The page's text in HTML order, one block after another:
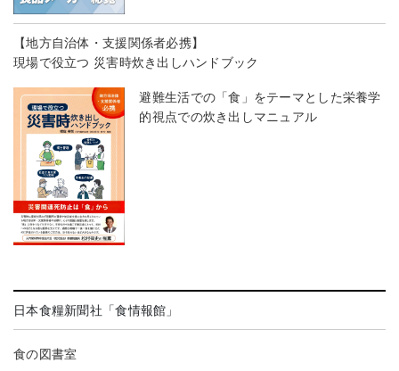
【地方自治体・支援関係者必携】
現場で役立つ 災害時炊き出しハンドブック
避難生活での「食」をテーマとした栄養学
的視点での炊き出しマニュアル
日本食糧新聞社「食情報館」
食の図書室